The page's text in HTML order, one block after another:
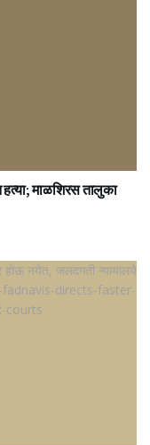
हत्या; माळशिरस तालुका